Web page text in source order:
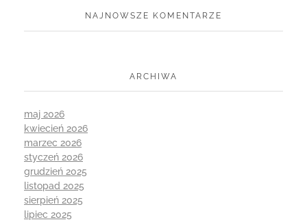
NAJNOWSZE KOMENTARZE
ARCHIWA
maj 2026
kwiecień 2026
marzec 2026
styczeń 2026
grudzień 2025
listopad 2025
sierpień 2025
lipiec 2025